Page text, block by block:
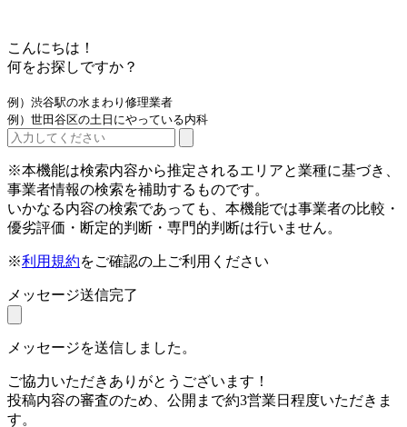
こんにちは！
何をお探しですか？
例）渋谷駅の水まわり修理業者
例）世田谷区の土日にやっている内科
※本機能は検索内容から推定されるエリアと業種に基づき、
事業者情報の検索を補助するものです。
いかなる内容の検索であっても、本機能では事業者の比較・
優劣評価・断定的判断・専門的判断は行いません。
※利用規約をご確認の上ご利用ください
メッセージ送信完了
メッセージを送信しました。
ご協力いただきありがとうございます！
投稿内容の審査のため、公開まで約3営業日程度いただきま
す。